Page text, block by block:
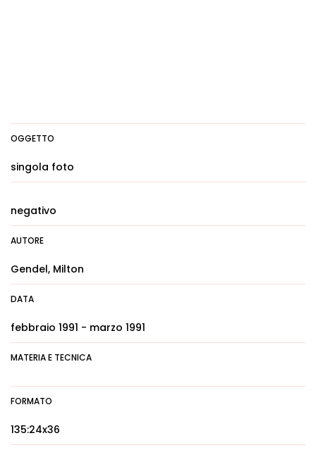
OGGETTO
singola foto
negativo
AUTORE
Gendel, Milton
DATA
febbraio 1991 - marzo 1991
MATERIA E TECNICA
FORMATO
135:24x36